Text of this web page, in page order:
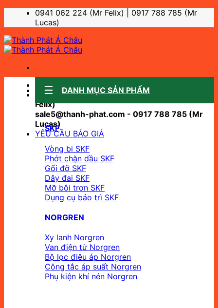
dung
0941 062 224 (Mr Felix) | 0917 788 785 (Mr
Lucas)
Sale support:
sale10@thanh-phat.com - 0941 062 224 (Mr
Felix)
sale5@thanh-phat.com - 0917 788 785 (Mr
Lucas)
YÊU CẦU BÁO GIÁ
DANH MỤC SẢN PHẨM
SKF
Vòng bi SKF
Phớt chặn dầu SKF
Gối đỡ SKF
Dây đai SKF
Mỡ bôi trơn SKF
Dụng cụ bảo trì SKF
NORGREN
Xy lanh Norgren
Van điện từ Norgren
Bộ lọc điêu áp Norgren
Công tắc áp suất Norgren
Phụ kiện khí nén Norgren